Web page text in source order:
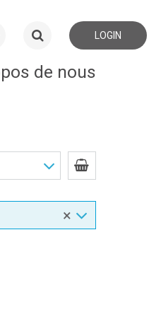
LOGIN
de nous
×